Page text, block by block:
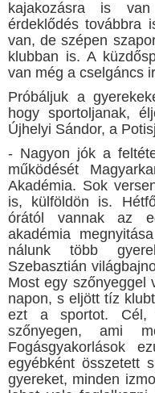
kajakozásra is
érdeklődés továbbra
van, de szépen
klubban is. A
van még a cselgáncs
Próbáljuk a
hogy sportoljanak,
Újhelyi Sándor, a
- Nagyon jók a
működését
Akadémia. Sok
is, külföldön is.
órától vannak az
akadémia
nálunk több
Szebasztián
Most egy szőnyeggel
napon, s eljött tíz
ezt a sportot. Cél,
szőnyegen, ami
Fogásgyakorlások
egyébként összetett
gyereket, minden